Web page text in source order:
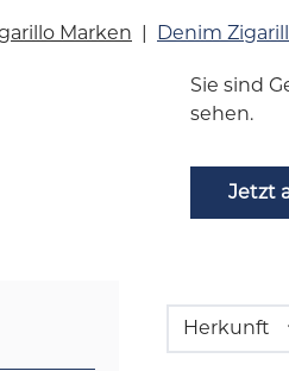
Marken Denim
Sie sind
sehen.
Jetzt
Herkunft